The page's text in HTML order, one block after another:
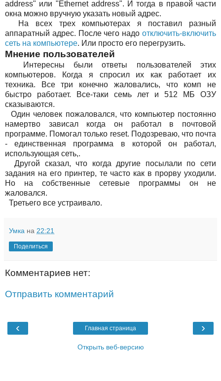
address" или "Ethernet address". И тогда в правой части
окна можно вручную указать новый адрес.
На всех трех компьютерах я поставил разный
аппаратный адрес. После чего надо отключить-включить
сеть на компьютере. Или просто его перегрузить.
Мнение пользователей
Интересны были ответы пользователей этих
компьютеров. Когда я спросил их как работает их
техника. Все три конечно жаловались, что комп не
быстро работает. Все-таки семь лет и 512 МБ ОЗУ
сказываются.
Один человек пожаловался, что компьютер постоянно
намертво зависал когда он работал в почтовой
программе. Помогал только reset. Подозреваю, что почта
- единственная программа в которой он работал,
использующая сеть,.
Другой сказал, что когда другие посылали по сети
задания на его принтер, те часто как в прорву уходили.
Но на собственные сетевые программы он не
жаловался.
Третьего все устраивало.
Умка на 22:21
Поделиться
Комментариев нет:
Отправить комментарий
‹ ›
Главная страница
Открыть веб-версию